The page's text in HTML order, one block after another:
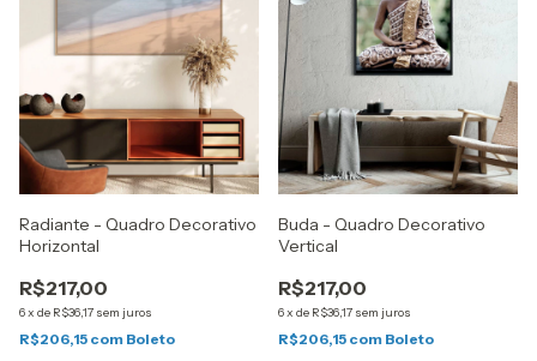
Radiante - Quadro Decorativo
Horizontal
R$217,00
6x de R$36,17 sem juros
R$206,15 com Boleto
Buda - Quadro Decorativo
Vertical
R$217,00
6x de R$36,17 sem juros
R$206,15 com Boleto